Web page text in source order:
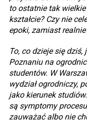
to ostatnie tak
kształcie? Czy nie
epoki, zamiast
To, co dzieje się
Poznaniu na
studentów. W
wydział ogrodniczy,
jako kierunek
są symptomy
zauważać albo nie